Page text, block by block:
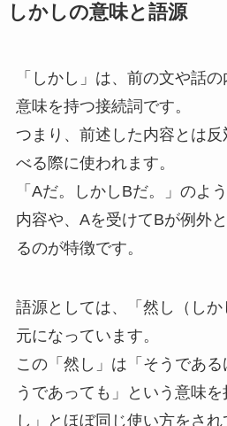
しかしの意味と語源
「しかし」は、前の文や話
意味を持つ接続詞です。
つまり、前述した内容とは
べる際に使われます。
「Aだ。しかしBだ。」のよ
内容や、Aを受けてBが例外
るのが特徴です。
語源としては、「然し（し
元になっています。
この「然し」は「そうであ
うであっても」という意味
し」とほぼ同じ使い方をされ